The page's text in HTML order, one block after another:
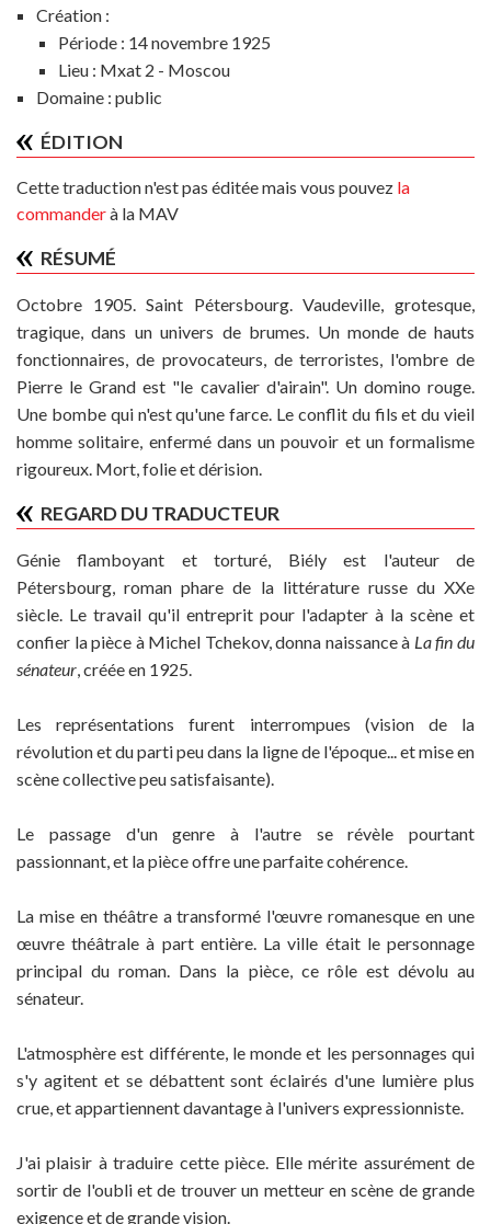
Création :
Période : 14 novembre 1925
Lieu : Mxat 2 - Moscou
Domaine : public
ÉDITION
Cette traduction n'est pas éditée mais vous pouvez la
commanderà la MAV
RÉSUMÉ
Octobre 1905. Saint Pétersbourg. Vaudeville, grotesque,
tragique, dans un univers de brumes. Un monde de hauts
fonctionnaires, de provocateurs, de terroristes, l'ombre de
Pierre le Grand est "le cavalier d'airain". Un domino rouge.
Une bombe qui n'est qu'une farce. Le conflit du fils et du vieil
homme solitaire, enfermé dans un pouvoir et un formalisme
rigoureux. Mort, folie et dérision.
REGARD DU TRADUCTEUR
Génie flamboyant et torturé, Biély est l'auteur de
Pétersbourg, roman phare de la littérature russe du XXe
siècle. Le travail qu'il entreprit pour l'adapter à la scène et
confier la pièce à Michel Tchekov, donna naissance à La fin du
sénateur, créée en 1925.
Les représentations furent interrompues (vision de la
révolution et du parti peu dans la ligne de l'époque... et mise en
scène collective peu satisfaisante).
Le passage d'un genre à l'autre se révèle pourtant
passionnant, et la pièce offre une parfaite cohérence.
La mise en théâtre a transformé l'œuvre romanesque en une
œuvre théâtrale à part entière. La ville était le personnage
principal du roman. Dans la pièce, ce rôle est dévolu au
sénateur.
L'atmosphère est différente, le monde et les personnages qui
s'y agitent et se débattent sont éclairés d'une lumière plus
crue, et appartiennent davantage à l'univers expressionniste.
J'ai plaisir à traduire cette pièce. Elle mérite assurément de
sortir de l'oubli et de trouver un metteur en scène de grande
exigence et de grande vision.